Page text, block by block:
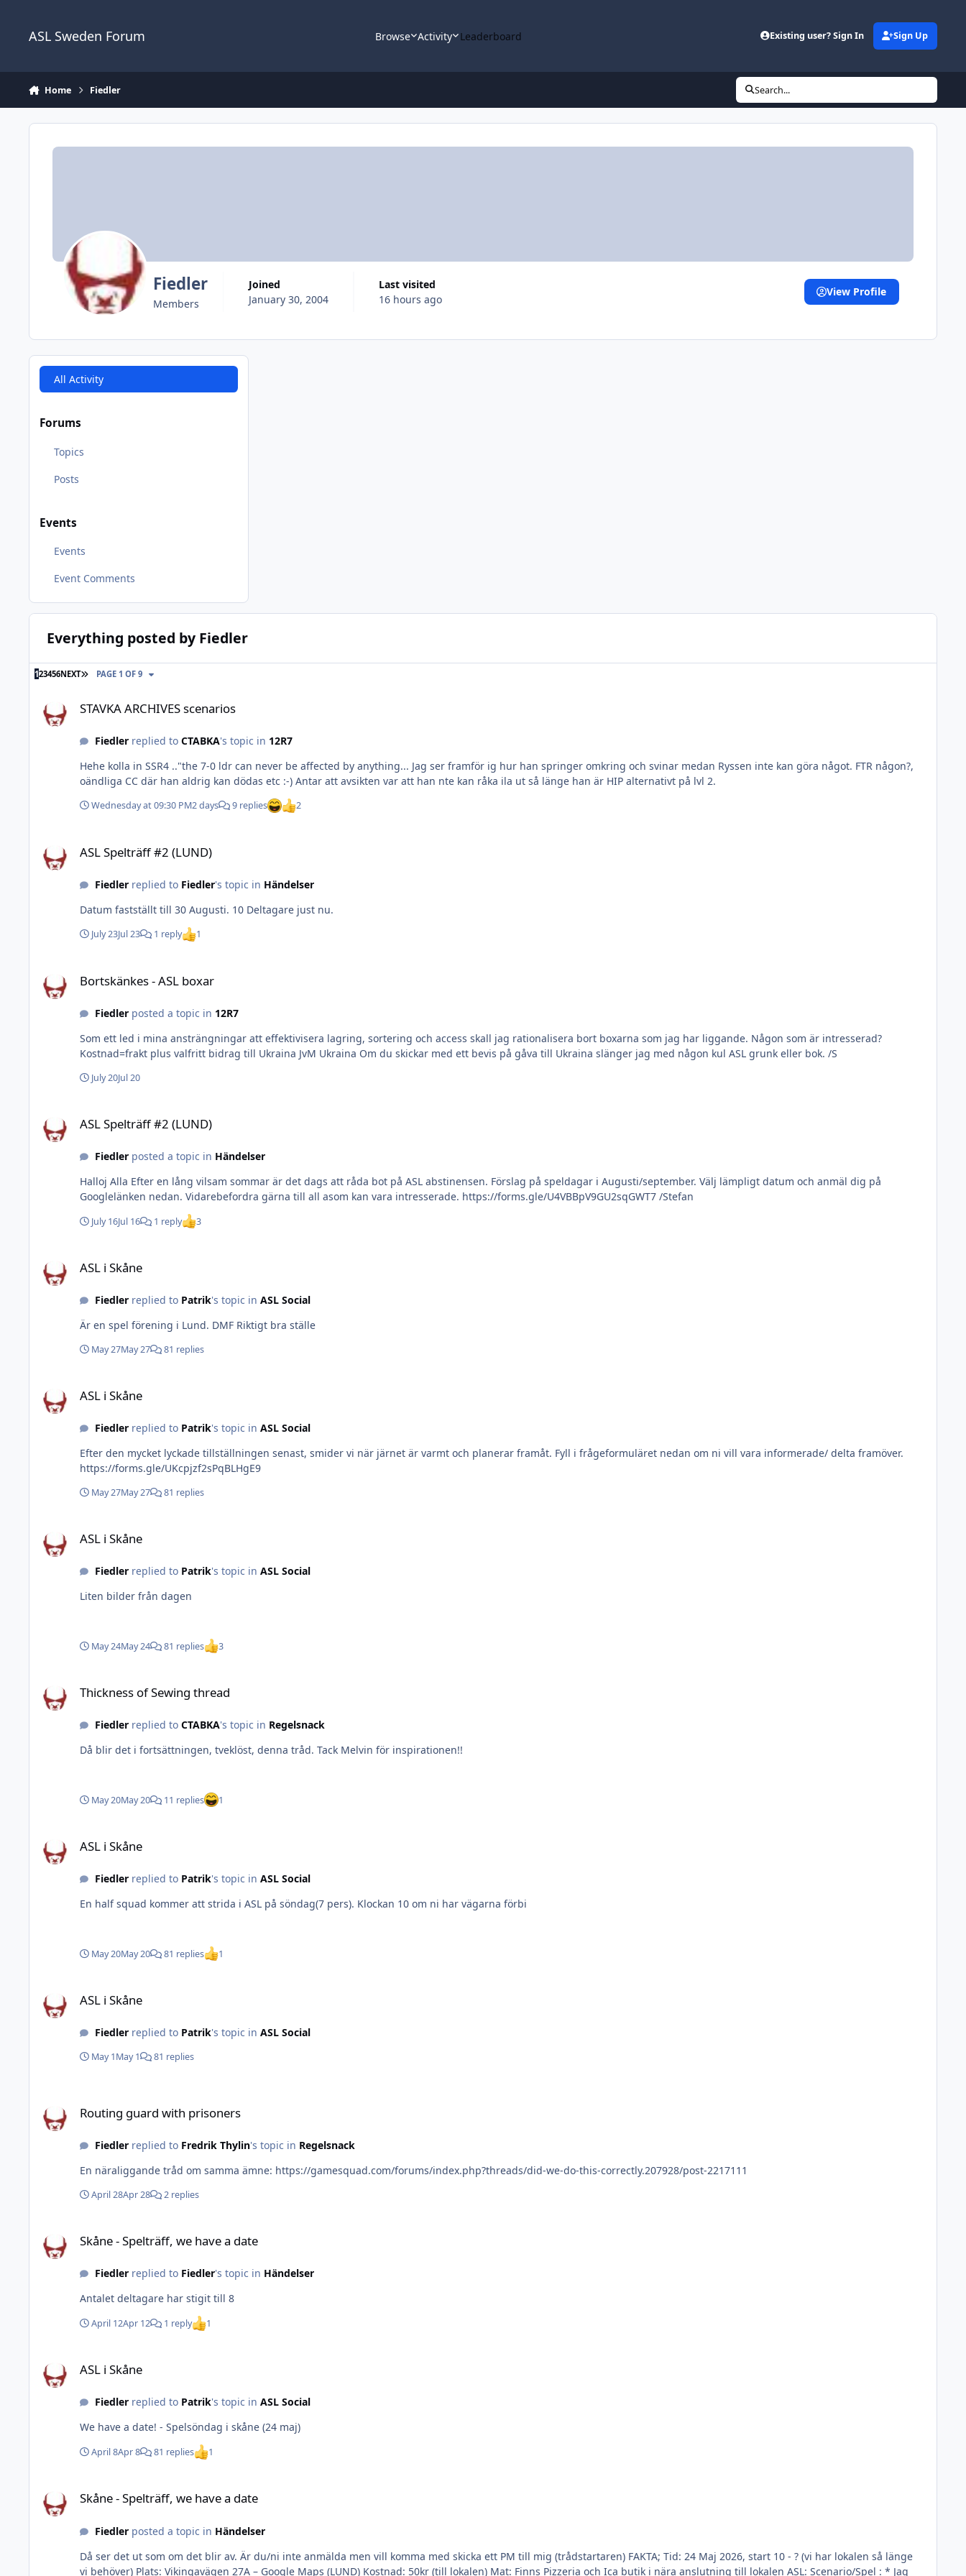
ASL Sweden Forum Browse Activity Leaderboard Existing user? Sign In Sign Up
Home Fiedler Search...
Fiedler
Members
Joined
January 30, 2004
Last visited
16 hours ago
View Profile
All Activity
Forums
Topics
Posts
Events
Events
Event Comments
Everything posted by Fiedler
123456NEXT LAST PAGE
PAGE 1 OF 9
STAVKA ARCHIVES scenarios
Fiedlerreplied to CTABKA's topic in 12R7
Hehe kolla in SSR4 .."the 7-0 ldr can never be affected by anything... Jag ser framför ig hur han springer omkring och svinar medan Ryssen inte kan göra något. FTR någon?,
oändliga CC där han aldrig kan dödas etc :-) Antar att avsikten var att han nte kan råka ila ut så länge han är HIP alternativt på lvl 2.
Wednesday at 09:30 PM2 days 9 replies 2
ASL Spelträff #2 (LUND)
Fiedlerreplied to Fiedler's topic in Händelser
Datum fastställt till 30 Augusti. 10 Deltagare just nu.
July 23Jul 23 1 reply 1
Bortskänkes - ASL boxar
Fiedlerposted a topic in 12R7
Som ett led i mina ansträngningar att effektivisera lagring, sortering och access skall jag rationalisera bort boxarna som jag har liggande. Någon som är intresserad?
Kostnad=frakt plus valfritt bidrag till Ukraina JvM Ukraina Om du skickar med ett bevis på gåva till Ukraina slänger jag med någon kul ASL grunk eller bok. /S
July 20Jul 20
ASL Spelträff #2 (LUND)
Fiedlerposted a topic in Händelser
Halloj Alla Efter en lång vilsam sommar är det dags att råda bot på ASL abstinensen. Förslag på speldagar i Augusti/september. Välj lämpligt datum och anmäl dig på
Googlelänken nedan. Vidarebefordra gärna till all asom kan vara intresserade. https://forms.gle/U4VBBpV9GU2sqGWT7 /Stefan
July 16Jul 16 1 reply 3
ASL i Skåne
Fiedlerreplied to Patrik's topic in ASL Social
Är en spel förening i Lund. DMF Riktigt bra ställe
May 27May 27 81 replies
ASL i Skåne
Fiedlerreplied to Patrik's topic in ASL Social
Efter den mycket lyckade tillställningen senast, smider vi när järnet är varmt och planerar framåt. Fyll i frågeformuläret nedan om ni vill vara informerade/ delta framöver.
https://forms.gle/UKcpjzf2sPqBLHgE9
May 27May 27 81 replies
ASL i Skåne
Fiedlerreplied to Patrik's topic in ASL Social
Liten bilder från dagen
May 24May 24 81 replies 3
Thickness of Sewing thread
Fiedlerreplied to CTABKA's topic in Regelsnack
Då blir det i fortsättningen, tveklöst, denna tråd. Tack Melvin för inspirationen!!
May 20May 20 11 replies 1
ASL i Skåne
Fiedlerreplied to Patrik's topic in ASL Social
En half squad kommer att strida i ASL på söndag(7 pers). Klockan 10 om ni har vägarna förbi
May 20May 20 81 replies 1
ASL i Skåne
Fiedlerreplied to Patrik's topic in ASL Social
May 1May 1 81 replies
Routing guard with prisoners
Fiedlerreplied to Fredrik Thylin's topic in Regelsnack
En näraliggande tråd om samma ämne: https://gamesquad.com/forums/index.php?threads/did-we-do-this-correctly.207928/post-2217111
April 28Apr 28 2 replies
Skåne - Spelträff, we have a date
Fiedlerreplied to Fiedler's topic in Händelser
Antalet deltagare har stigit till 8
April 12Apr 12 1 reply 1
ASL i Skåne
Fiedlerreplied to Patrik's topic in ASL Social
We have a date! - Spelsöndag i skåne (24 maj)
April 8Apr 8 81 replies 1
Skåne - Spelträff, we have a date
Fiedlerposted a topic in Händelser
Då ser det ut som om det blir av. Är du/ni inte anmälda men vill komma med skicka ett PM till mig (trådstartaren) FAKTA; Tid: 24 Maj 2026, start 10 - ? (vi har lokalen så länge
vi behöver) Plats: Vikingavägen 27A – Google Maps (LUND) Kostnad: 50kr (till lokalen) Mat: Finns Pizzeria och Ica butik i nära anslutning till lokalen ASL: Scenario/Spel : * Jag